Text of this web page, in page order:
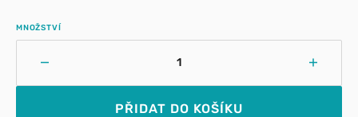
MNOŽSTVÍ
množství
Zvýšit
PŘIDAT DO KOŠÍKU